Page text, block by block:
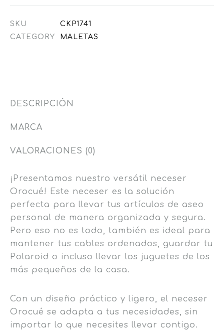
SKU
CKP1741
CATEGORY
MALETAS
DESCRIPCIÓN
MARCA
VALORACIONES (0)
¡Presentamos nuestro versátil neceser
Orocué! Este neceser es la solución
perfecta para llevar tus artículos de aseo
personal de manera organizada y segura.
Pero eso no es todo, también es ideal para
mantener tus cables ordenados, guardar tu
Polaroid o incluso llevar los juguetes de los
más pequeños de la casa.
Con un diseño práctico y ligero, el neceser
Orocué se adapta a tus necesidades, sin
importar lo que necesites llevar contigo.